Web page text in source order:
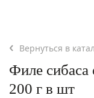
Вернуться в
Филе
200 г в шт